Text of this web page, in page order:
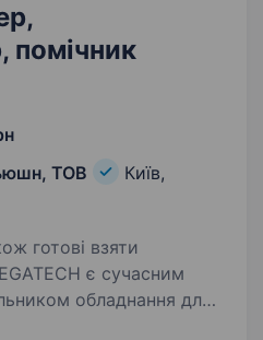
помічник
ТОВ
Київ,
готові взяти
обладнання для